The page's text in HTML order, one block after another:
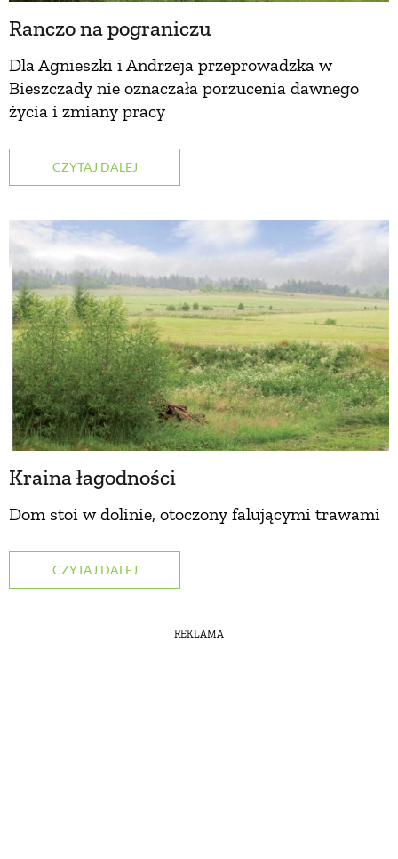
Ranczo na pograniczu
Dla Agnieszki i Andrzeja przeprowadzka w
Bieszczady nie oznaczała porzucenia dawnego
życia i zmiany pracy
CZYTAJ DALEJ
Kraina łagodności
Dom stoi w dolinie, otoczony falującymi trawami
CZYTAJ DALEJ
REKLAMA